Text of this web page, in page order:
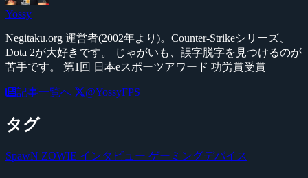
Yossy
Negitaku.org 運営者(2002年より)。Counter-Strikeシリーズ、
Dota 2が大好きです。 じゃがいも、誤字脱字を見つけるのが
苦手です。 第1回 日本eスポーツアワード 功労賞受賞
記事一覧へ @YossyFPS
タグ
SpawN ZOWIE インタビュー ゲーミングデバイス